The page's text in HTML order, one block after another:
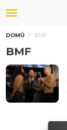
DOMŮ BMF
BMF